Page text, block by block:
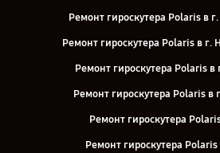
Ремонт гироскутера Polaris в
Ремонт гироскутера Polaris в
Ремонт гироскутера Polaris в
Ремонт гироскутера Polaris в
Ремонт гироскутера
Ремонт гироскутера